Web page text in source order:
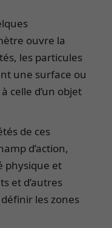
ouvre la
les particules
une surface ou
celle d’un objet
de ces
d’action,
physique et
et d’autres
les zones